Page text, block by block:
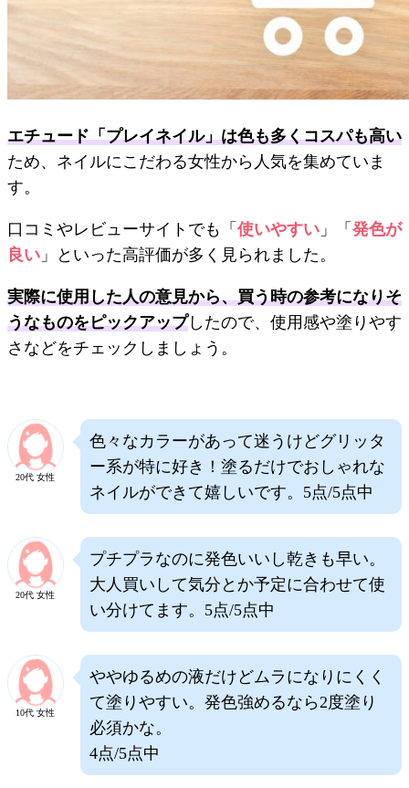
エチュード「プレイネイル」は色も多くコスパも高い
ため、ネイルにこだわる女性から人気を集めていま
す。
口コミやレビューサイトでも「 使いやすい 」「 発色が
良い 」といった高評価が多く見られました。
実際に使用した人の意見から、買う時の参考になりそ
うなものをピックアップしたので、使用感や塗りやす
さなどをチェックしましょう。
20代 女性
色々なカラーがあって迷うけどグリッタ
ー系が特に好き！塗るだけでおしゃれな
ネイルができて嬉しいです。5点/5点中
20代 女性
プチプラなのに発色いいし乾きも早い。
大人買いして気分とか予定に合わせて使
い分けてます。5点/5点中
10代 女性
ややゆるめの液だけどムラになりにくく
て塗りやすい。発色強めるなら2度塗り
必須かな。
4点/5点中